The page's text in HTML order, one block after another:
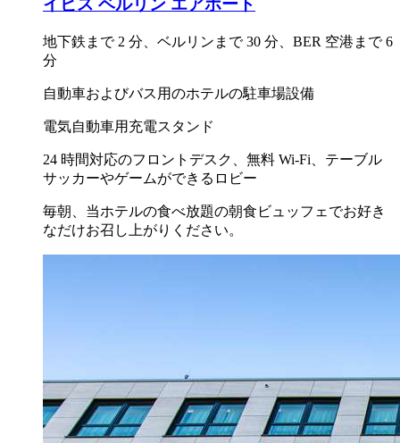
イビス ベルリン エアポート
地下鉄まで 2 分、ベルリンまで 30 分、BER 空港まで 6
分
自動車およびバス用のホテルの駐車場設備
電気自動車用充電スタンド
24 時間対応のフロントデスク、無料 Wi-Fi、テーブル
サッカーやゲームができるロビー
毎朝、当ホテルの食べ放題の朝食ビュッフェでお好き
なだけお召し上がりください。